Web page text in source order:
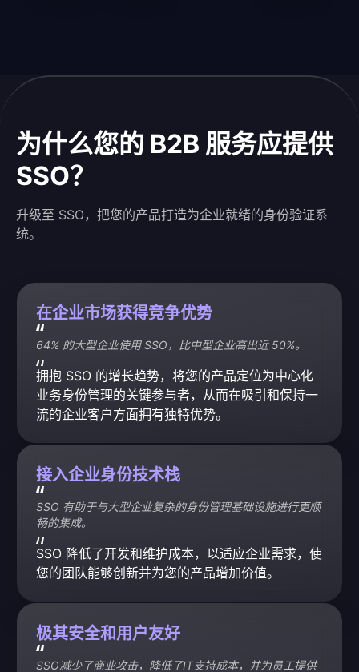
为什么您的 B2B 服务应提供
SSO？
升级至 SSO，把您的产品打造为企业就绪的身份验证系
统。
在企业市场获得竞争优势
64% 的大型企业使用 SSO，比中型企业高出近 50%。
拥抱 SSO 的增长趋势，将您的产品定位为中心化
业务身份管理的关键参与者，从而在吸引和保持一
流的企业客户方面拥有独特优势。
接入企业身份技术栈
SSO 有助于与大型企业复杂的身份管理基础设施进行更顺
畅的集成。
SSO 降低了开发和维护成本，以适应企业需求，使
您的团队能够创新并为您的产品增加价值。
极其安全和用户友好
SSO减少了商业攻击，降低了IT支持成本，并为员工提供